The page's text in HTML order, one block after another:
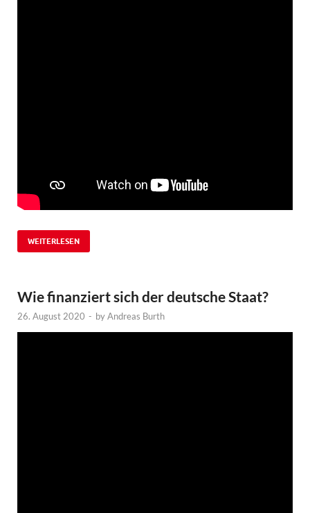
WEITERLESEN
Wie finanziert sich der deutsche Staat?
26. August 2020 - byAndreas Burth